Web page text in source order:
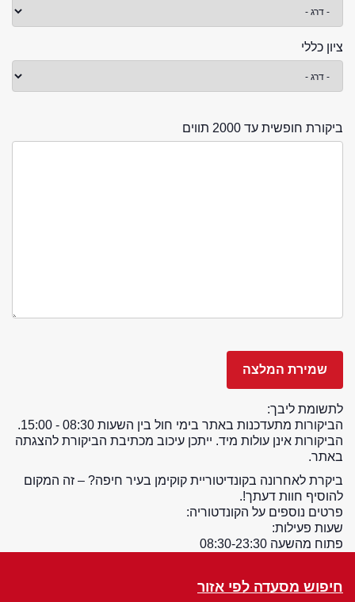
ציון כללי
ביקורת חופשית עד 2000 תווים
לתשומת ליבך:
הביקורות מתעדכנות באתר בימי חול בין השעות 08:30 - 15:00.
הביקורות אינן עולות מיד. ייתכן עיכוב מכתיבת הביקורת להצגתה
באתר.
ביקרת לאחרונה בקונדיטוריית קוקימן בעיר חיפה? – זה המקום
להוסיף חוות דעתך!.
פרטים נוספים על הקונדטוריה:
שעות פעילות:
פתוח מהשעה 08:30-23:30
חיפוש מסעדה לפי אזור